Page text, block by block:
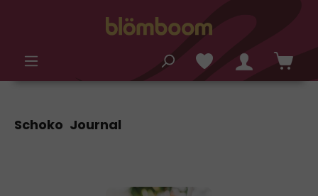
Schoko Journal